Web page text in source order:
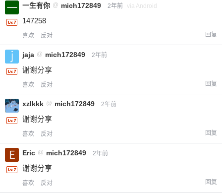
一生有你 @ mich172849 2年前 via Android
147258
喜欢 反对 回复
jaja @ mich172849 2年前
谢谢分享
喜欢 反对 回复
xzlkkk @ mich172849 2年前
谢谢分享
喜欢 反对 回复
Eric @ mich172849 2年前
谢谢分享
喜欢 反对 回复